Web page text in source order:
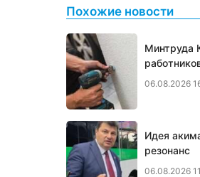
Похожие новости
Минтруда
06.08.2026
Идея
резонанс
06.08.2026